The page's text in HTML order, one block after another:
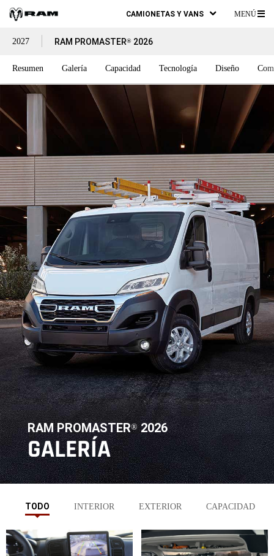
CAMIONETAS Y VANS MENÚ
2027 RAM PROMASTER® 2026
Resumen Galería Capacidad Tecnología Diseño
RAM PROMASTER®2026
,GALERÍA
,
TODO INTERIOR EXTERIOR CAPACIDAD